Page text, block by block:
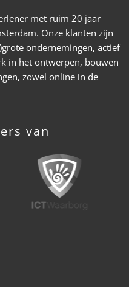
met ruim 20 jaar
Onze klanten zijn
ondernemingen, actief
in het ontwerpen, bouwen
zowel online in de
van